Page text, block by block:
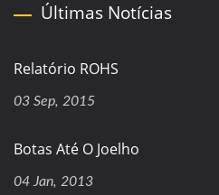
Últimas Notícias
Relatório ROHS
03 Sep, 2015
Botas Até O Joelho
04 Jan, 2013